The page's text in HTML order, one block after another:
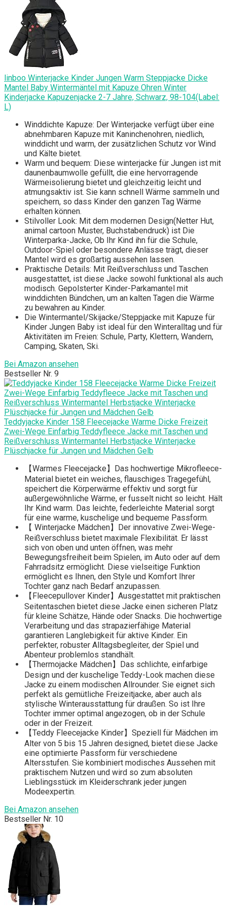
linboo Winterjacke Kinder Jungen Warm Steppjacke Dicke
Mantel Baby Wintermäntel mit Kapuze Ohren Winter
Kinderjacke Kapuzenjacke 2-7 Jahre, Schwarz, 98-104(Label:
L)
Winddichte Kapuze: Der Winterjacke verfügt über eine
abnehmbaren Kapuze mit Kaninchenohren, niedlich,
winddicht und warm, der zusätzlichen Schutz vor Wind
und Kälte bietet.
Warm und bequem: Diese winterjacke für Jungen ist mit
daunenbaumwolle gefüllt, die eine hervorragende
Wärmeisolierung bietet und gleichzeitig leicht und
atmungsaktiv ist. Sie kann schnell Wärme sammeln und
speichern, so dass Kinder den ganzen Tag Wärme
erhalten können.
Stilvoller Look: Mit dem modernen Design(Netter Hut,
animal cartoon Muster, Buchstabendruck) ist Die
Winterparka-Jacke, Ob Ihr Kind ihn für die Schule,
Outdoor-Spiel oder besondere Anlässe trägt, dieser
Mantel wird es großartig aussehen lassen.
Praktische Details: Mit Reißverschluss und Taschen
ausgestattet, ist diese Jacke sowohl funktional als auch
modisch. Gepolsterter Kinder-Parkamantel mit
winddichten Bündchen, um an kalten Tagen die Wärme
zu bewahren au Kinder.
Die Wintermantel/Skijacke/Steppjacke mit Kapuze für
Kinder Jungen Baby ist ideal für den Winteralltag und für
Aktivitäten im Freien: Schule, Party, Klettern, Wandern,
Camping, Skaten, Ski.
Bei Amazon ansehen
Bestseller Nr. 9
Teddyjacke Kinder 158 Fleecejacke Warme Dicke Freizeit
Zwei-Wege Einfarbig Teddyfleece Jacke mit Taschen und
Reißverschluss Wintermantel Herbstjacke Winterjacke
Plüschjacke für Jungen und Mädchen Gelb
【Warmes Fleecejacke】Das hochwertige Mikrofleece-
Material bietet ein weiches, flauschiges Tragegefühl,
speichert die Körperwärme effektiv und sorgt für
außergewöhnliche Wärme, er fusselt nicht so leicht. Hält
Ihr Kind warm. Das leichte, federleichte Material sorgt
für eine warme, kuschelige und bequeme Passform.
【 Winterjacke Mädchen】Der innovative Zwei-Wege-
Reißverschluss bietet maximale Flexibilität. Er lässt
sich von oben und unten öffnen, was mehr
Bewegungsfreiheit beim Spielen, im Auto oder auf dem
Fahrradsitz ermöglicht. Diese vielseitige Funktion
ermöglicht es Ihnen, den Style und Komfort Ihrer
Tochter ganz nach Bedarf anzupassen.
【Fleecepullover Kinder】Ausgestattet mit praktischen
Seitentaschen bietet diese Jacke einen sicheren Platz
für kleine Schätze, Hände oder Snacks. Die hochwertige
Verarbeitung und das strapazierfähige Material
garantieren Langlebigkeit für aktive Kinder. Ein
perfekter, robuster Alltagsbegleiter, der Spiel und
Abenteur problemlos standhält.
【Thermojacke Mädchen】Das schlichte, einfarbige
Design und der kuschelige Teddy-Look machen diese
Jacke zu einem modischen Allrounder. Sie eignet sich
perfekt als gemütliche Freizeitjacke, aber auch als
stylische Winterausstattung für draußen. So ist Ihre
Tochter immer optimal angezogen, ob in der Schule
oder in der Freizeit.
【Teddy Fleecejacke Kinder】Speziell für Mädchen im
Alter von 5 bis 15 Jahren designed, bietet diese Jacke
eine optimierte Passform für verschiedene
Altersstufen. Sie kombiniert modisches Aussehen mit
praktischem Nutzen und wird so zum absoluten
Lieblingsstück im Kleiderschrank jeder jungen
Modeexpertin.
Bei Amazon ansehen
Bestseller Nr. 10